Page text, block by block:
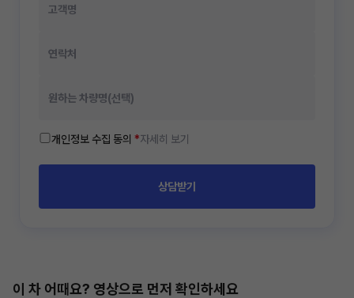
개인정보 수집 동의 *자세히 보기
상담받기
이 차 어때요? 영상으로 먼저 확인하세요